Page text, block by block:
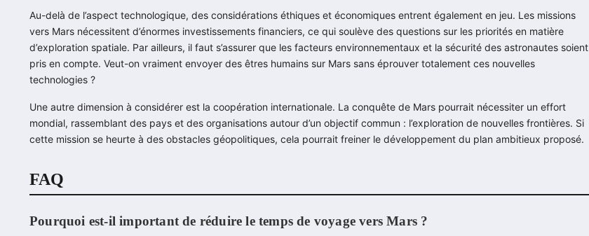
Au-delà de l’aspect technologique, des considérations éthiques et économiques entrent également en jeu. Les missions
vers Mars nécessitent d’énormes investissements financiers, ce qui soulève des questions sur les priorités en matière
d’exploration spatiale. Par ailleurs, il faut s’assurer que les facteurs environnementaux et la sécurité des astronautes soient
pris en compte. Veut-on vraiment envoyer des êtres humains sur Mars sans éprouver totalement ces nouvelles
technologies ?
Une autre dimension à considérer est la coopération internationale. La conquête de Mars pourrait nécessiter un effort
mondial, rassemblant des pays et des organisations autour d’un objectif commun : l’exploration de nouvelles frontières. Si
cette mission se heurte à des obstacles géopolitiques, cela pourrait freiner le développement du plan ambitieux proposé.
FAQ
Pourquoi est-il important de réduire le temps de voyage vers Mars ?